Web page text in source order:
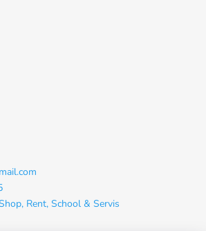
Rent, School & Servis